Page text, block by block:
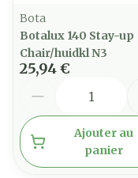
Bota
Botalux 140 Stay-up
Chair/huidkl N3
25,94 €
Ajouter au
panier